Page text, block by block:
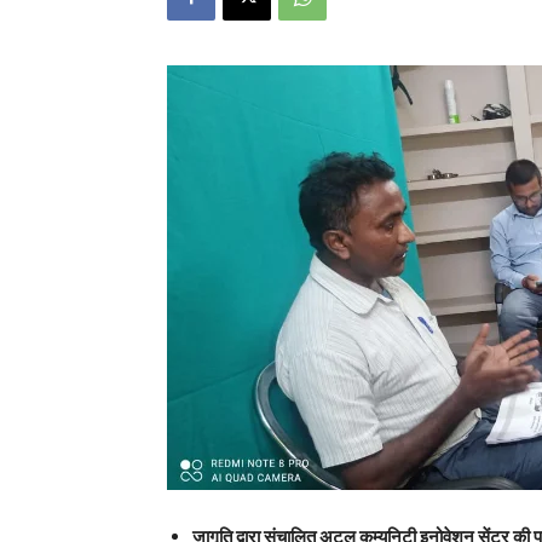
जागृति द्वारा संचालित अटल कम्युनिटी इनोवेशन सेंटर की